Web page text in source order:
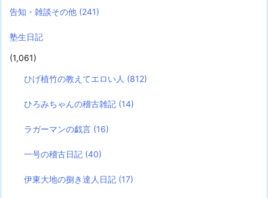
告知・雑談その他 (241)
塾生日記
(1,061)
ひげ植竹の教えてエロい人 (812)
ひろみちゃんの稽古雑記 (14)
ラガーマンの戯言 (16)
一号の稽古日記 (40)
伊東大地の捌き達人日記 (17)